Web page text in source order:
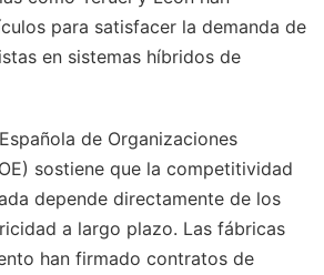
para satisfacer la demanda de
en sistemas híbridos de
de Organizaciones
sostiene que la competitividad
depende directamente de los
a largo plazo. Las fábricas
han firmado contratos de